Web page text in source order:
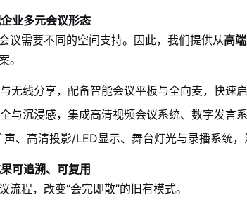
业多元会议形态
议需要不同的空间支持。因此，我们提供从高
。
无线分享，配备智能会议平板与全向麦，快速启
与沉浸感，集成高清视频会议系统、数字发言
声、高清投影/LED显示、舞台灯光与录播系统
可追溯、可复用
程，改变“会完即散”的旧有模式。